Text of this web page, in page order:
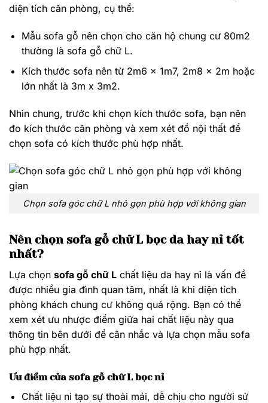
diện tích căn phòng, cụ thể:
Mẫu sofa gỗ nên chọn cho căn hộ chung cư 80m2
thường là sofa gỗ chữ L.
Kích thước sofa nên từ 2m6 x 1m7, 2m8 x 2m hoặc
lớn nhất là 3m x 3m2.
Nhìn chung, trước khi chọn kích thước sofa, bạn nên
đo kích thước căn phòng và xem xét đồ nội thất để
chọn sofa có kích thước phù hợp nhất.
Chọn sofa góc chữ L nhỏ gọn phù hợp với không gian
Nên chọn sofa gỗ chữ L bọc da hay nỉ tốt
nhất?
Lựa chọn sofa gỗ chữ L chất liệu da hay nỉ là vấn đề
được nhiều gia đình quan tâm, nhất là khi diện tích
phòng khách chung cư không quá rộng. Bạn có thể
xem xét ưu nhược điểm giữa hai chất liệu này qua
thông tin bên dưới để cân nhắc và lựa chọn mẫu sofa
phù hợp nhất.
Ưu điểm của sofa gỗ chữ L bọc nỉ
Chất liệu nỉ tạo sự thoải mái, dễ chịu cho người sử